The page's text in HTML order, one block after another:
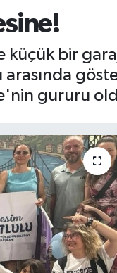
küçük bir
arasında
gururu